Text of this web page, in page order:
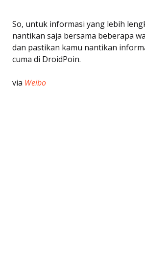
So, untuk informasi yang lebih
nantikan saja bersama beberapa
dan pastikan kamu nantikan
cuma di DroidPoin.
via Weibo